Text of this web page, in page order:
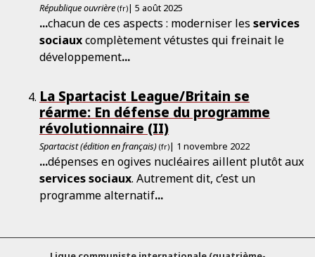
République ouvrière (fr)| 5 août 2025
...chacun de ces aspects : moderniser les services
sociauxcomplètement vétustes qui freinait le
développement...
La Spartacist League/Britain se
réarme: En défense du programme
révolutionnaire (II)
Spartacist (édition en français) (fr)| 1 novembre 2022
...dépenses en ogives nucléaires aillent plutôt aux
servicessociaux. Autrement dit, c’est un
programme alternatif...